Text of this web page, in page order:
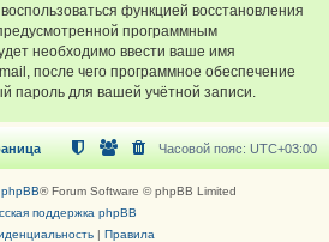
функцией восстановления
программным
необходимо ввести ваше имя
после чего программное обеспечение
пароль для вашей учётной записи.
Часовой пояс: UTC+03:00
phpBB® Forum Software © phpBB Limited
поддержка phpBB
| Правила